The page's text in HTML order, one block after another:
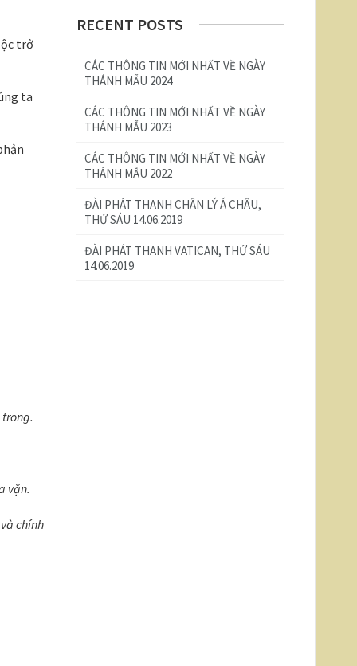
trở
ta
vặn.
chính
RECENT POSTS
CÁC THÔNG TIN MỚI NHẤT VỀ NGÀY
THÁNH MẪU 2024
CÁC THÔNG TIN MỚI NHẤT VỀ NGÀY
THÁNH MẪU 2023
CÁC THÔNG TIN MỚI NHẤT VỀ NGÀY
THÁNH MẪU 2022
ĐÀI PHÁT THANH CHÂN LÝ Á CHÂU,
THỨ SÁU 14.06.2019
ĐÀI PHÁT THANH VATICAN, THỨ SÁU
14.06.2019